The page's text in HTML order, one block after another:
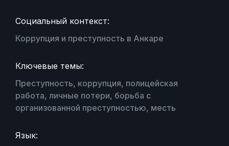
Социальный контекст:
Коррупция и преступность в Анкаре
Ключевые темы:
Преступность, коррупция, полицейская
работа, личные потери, борьба с
организованной преступностью, месть
Язык: